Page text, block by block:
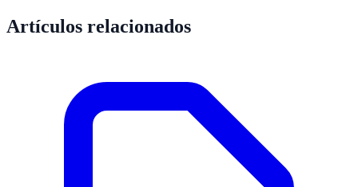
Artículos relacionados